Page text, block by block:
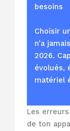
besoins
Choisir
n’a
2026.
évolués,
matériel
Les
de ton